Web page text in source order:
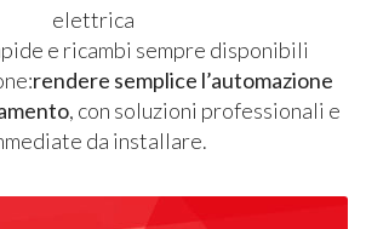
elettrica
e ricambi sempre disponibili
rendere semplice l’automazione
, con soluzioni professionali e
da installare.